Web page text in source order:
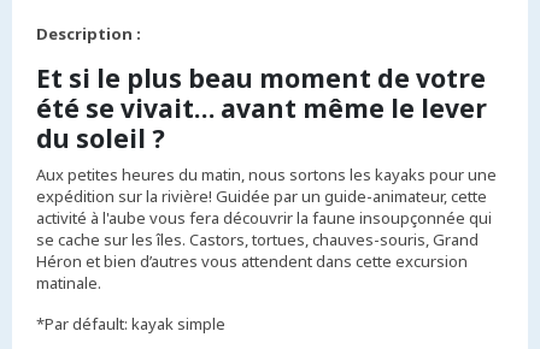
Description :
Et si le plus beau moment de votre
été se vivait… avant même le lever
du soleil ?
Aux petites heures du matin, nous sortons les kayaks pour une
expédition sur la rivière! Guidée par un guide-animateur, cette
activité à l'aube vous fera découvrir la faune insoupçonnée qui
se cache sur les îles. Castors, tortues, chauves-souris, Grand
Héron et bien d’autres vous attendent dans cette excursion
matinale.
*Par défault: kayak simple